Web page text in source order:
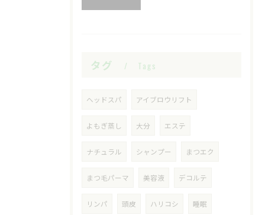
タグ Tags
ヘッドスパ アイブロウリフト
よもぎ蒸し 大分 エステ
ナチュラル シャンプー まつエク
まつ毛パーマ 美容液 デコルテ
リンパ 頭皮 ハリコシ 睡眠